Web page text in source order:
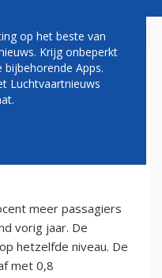
EN
VOOR KLM
meer passagiers
vorig jaar. De
hetzelfde niveau. De
met 0,8
op het beste van
Krijg onbeperkt
Apps.
Luchtvaartnieuws